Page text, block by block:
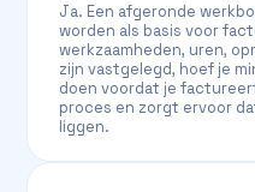
Ja. Een afgeronde
worden als basis voor
werkzaamheden, uren,
zijn vastgelegd, hoef je
doen voordat je
proces en zorgt ervoor
liggen.